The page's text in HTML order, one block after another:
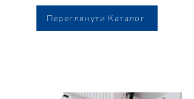
Переглянути Каталог